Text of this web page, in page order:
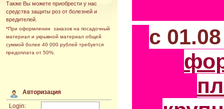
Также Вы можете приобрести у нас
средства защиты роз от болезней и
вредителей.
*При оформлении заказов на посадочный
материал и укрывной материал общей
суммой более 40 000 рублей требуется
предоплата от 50%.
Авторизация
Login:
с